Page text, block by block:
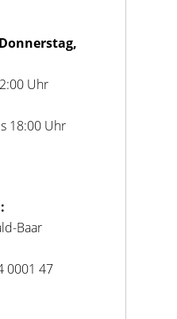
Uhr
18:00 Uhr
Baar
0001 47